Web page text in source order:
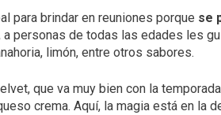
para brindar en reuniones porque se
personas de todas las edades les
limón, entre otros sabores.
que va muy bien con la
crema. Aquí, la magia está en la